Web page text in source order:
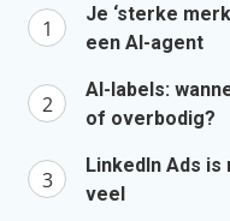
Je ‘sterke
een AI-agent
AI-labels:
of overbodig?
LinkedIn Ads
veel